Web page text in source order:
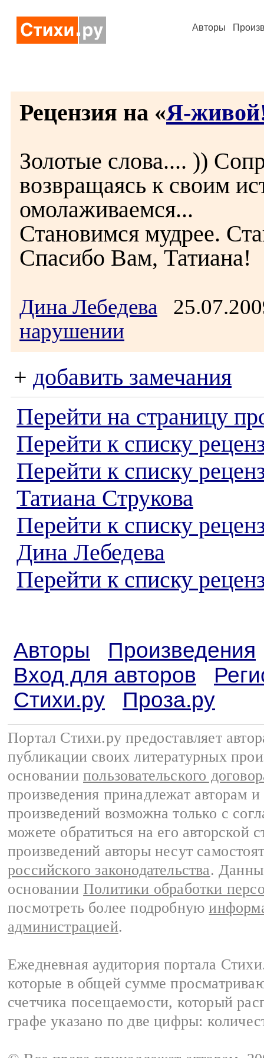
Авторы
Рецензия на «Я-
Золотые слова.... ))
возвращаясь к своим
омолаживаемся...
Становимся мудрее.
Спасибо Вам, Татиана!
Дина Лебедева
нарушении
+ добавить замечания
Перейти на страницу
Перейти к списку
Перейти к списку
Татиана Струкова
Перейти к списку
Дина Лебедева
Перейти к списку
Авторы
Произведения
Вход для авторов
Стихи.ру
Проза.ру
Портал Стихи.ру предоставляет
публикации своих литературных
основании пользовательского
произведения принадлежат авторам
произведений возможна только с
можете обратиться на его авторской
произведений авторы несут
российского законодательства.
основании Политики обработки
посмотреть более подробную
администрацией.
Ежедневная аудитория портала
которые в общей сумме
счетчика посещаемости, который
графе указано по две цифры: